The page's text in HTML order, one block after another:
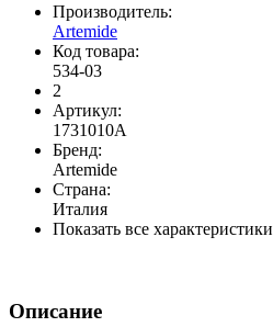
Производитель:
Artemide
Код товара:
534-03
2
Артикул:
1731010A
Бренд:
Artemide
Страна:
Италия
Показать все характеристики
Описание